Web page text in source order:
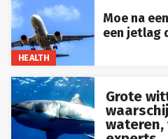
HEALTH
Moe na
een jetlag
wateren,
experts